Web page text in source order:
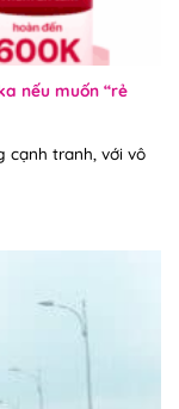
nếu muốn “rẻ
cạnh tranh, với vô